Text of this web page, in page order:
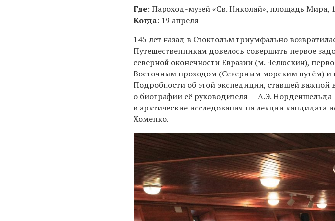
Где: Пароход-музей «Св. Николай», площадь Мира,
Когда: 19 апреля
145 лет назад в Стокгольм триумфально
Путешественникам довелось совершить первое
северной оконечности Евразии (м. Челюскин),
Восточным проходом (Северным морским путём) и
Подробности об этой экспедиции, ставшей важной
о биографии её руководителя — А.Э. Норденшельда
в арктические исследования на лекции кандидата
Хоменко.